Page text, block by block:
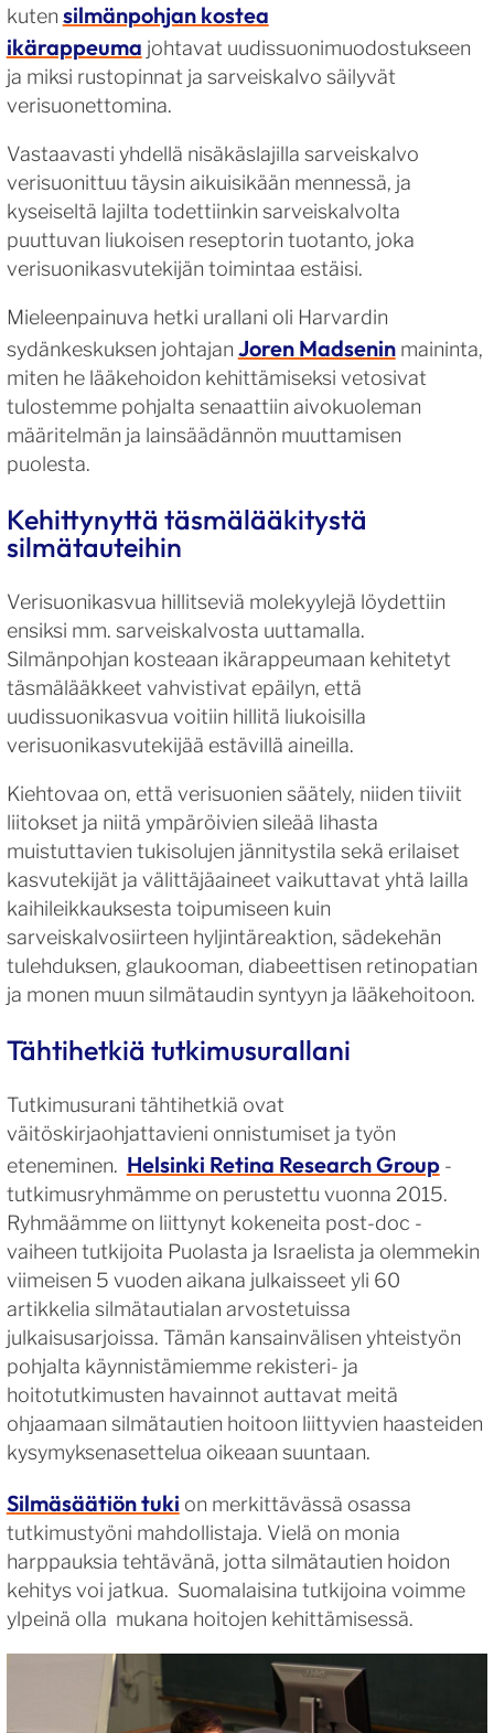
kuten silmänpohjan kostea
ikärappeuma johtavat uudissuonimuodostukseen
ja miksi rustopinnat ja sarveiskalvo säilyvät
verisuonettomina.
Vastaavasti yhdellä nisäkäslajilla sarveiskalvo
verisuonittuu täysin aikuisikään mennessä, ja
kyseiseltä lajilta todettiinkin sarveiskalvolta
puuttuvan liukoisen reseptorin tuotanto, joka
verisuonikasvutekijän toimintaa estäisi.
Mieleenpainuva hetki urallani oli Harvardin
sydänkeskuksen johtajan Joren Madseninmaininta,
miten he lääkehoidon kehittämiseksi vetosivat
tulostemme pohjalta senaattiin aivokuoleman
määritelmän ja lainsäädännön muuttamisen
puolesta.
Kehittynyttä täsmälääkitystä
silmätauteihin
Verisuonikasvua hillitseviä molekyylejä löydettiin
ensiksi mm. sarveiskalvosta uuttamalla.
Silmänpohjan kosteaan ikärappeumaan kehitetyt
täsmälääkkeet vahvistivat epäilyn, että
uudissuonikasvua voitiin hillitä liukoisilla
verisuonikasvutekijää estävillä aineilla.
Kiehtovaa on, että verisuonien säätely, niiden tiiviit
liitokset ja niitä ympäröivien sileää lihasta
muistuttavien tukisolujen jännitystila sekä erilaiset
kasvutekijät ja välittäjäaineet vaikuttavat yhtä lailla
kaihileikkauksesta toipumiseen kuin
sarveiskalvosiirteen hyljintäreaktion, sädekehän
tulehduksen, glaukooman, diabeettisen retinopatian
ja monen muun silmätaudin syntyyn ja lääkehoitoon.
Tähtihetkiä tutkimusurallani
Tutkimusurani tähtihetkiä ovat
väitöskirjaohjattavieni onnistumiset ja työn
eteneminen. Helsinki Retina Research Group-
tutkimusryhmämme on perustettu vuonna 2015.
Ryhmäämme on liittynyt kokeneita post-doc -
vaiheen tutkijoita Puolasta ja Israelista ja olemmekin
viimeisen 5 vuoden aikana julkaisseet yli 60
artikkelia silmätautialan arvostetuissa
julkaisusarjoissa. Tämän kansainvälisen yhteistyön
pohjalta käynnistämiemme rekisteri- ja
hoitotutkimusten havainnot auttavat meitä
ohjaamaan silmätautien hoitoon liittyvien haasteiden
kysymyksenasettelua oikeaan suuntaan.
Silmäsäätiön tuki on merkittävässä osassa
tutkimustyöni mahdollistaja. Vielä on monia
harppauksia tehtävänä, jotta silmätautien hoidon
kehitys voi jatkua. Suomalaisina tutkijoina voimme
ylpeinä olla mukana hoitojen kehittämisessä.